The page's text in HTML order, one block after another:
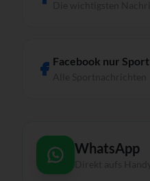
Facebook nur Sport
WhatsApp